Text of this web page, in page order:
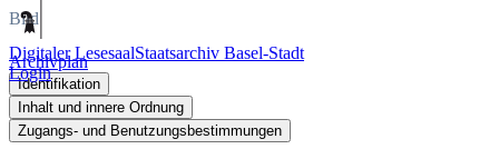
Digitaler LesesaalStaatsarchiv Basel-Stadt
Login
Bild
Archivplan
Identifikation
Inhalt und innere Ordnung
Zugangs- und Benutzungsbestimmungen